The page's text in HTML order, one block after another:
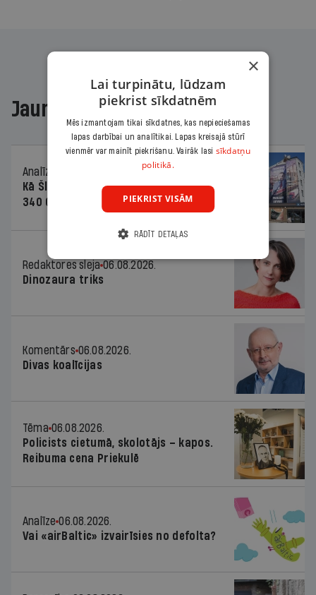
Jaunākajā žurnālā
Analīze
Kā Šlesera partija palika nesodīta par
340 000 vērtu reklāmas kampaņu
Redaktores sleja 06.08.2026.
Dinozaura triks
Komentārs 06.08.2026.
Divas koalīcijas
Tēma 06.08.2026.
Policists cietumā, skolotājs – kapos.
Reibuma cena Priekulē
Analīze 06.08.2026.
Vai «airBaltic» izvairīsies no defolta?
×
Lai turpinātu, lūdzam
piekrist sīkdatnēm
Mēs izmantojam tikai sīkdatnes, kas nepieciešamas
lapas darbībai un analītikai. Lapas kreisajā stūrī
vienmēr var mainīt piekrišanu. Vairāk lasi sīkdatņu
politikā.
PIEKRIST VISĀM
RĀDĪT DETAĻAS